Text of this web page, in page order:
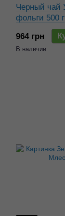
Черный чай
фольги 500 г
964 грн
В наличии